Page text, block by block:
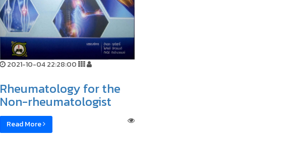
2021-10-04 22:28:00
Rheumatology for the
Non-rheumatologist
Read More